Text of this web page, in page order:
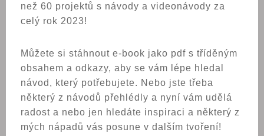
než 60 projektů s návody a videonávody za
celý rok 2023!
Můžete si stáhnout e-book jako pdf s tříděným
obsahem a odkazy, aby se vám lépe hledal
návod, který potřebujete. Nebo jste třeba
některý z návodů přehlédly a nyní vám udělá
radost a nebo jen hledáte inspiraci a některý z
mých nápadů vás posune v dalším tvoření!